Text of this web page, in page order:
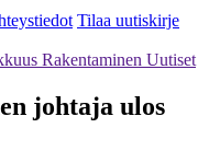
Tilaa uutiskirje
Rakentaminen Uutiset
johtaja ulos